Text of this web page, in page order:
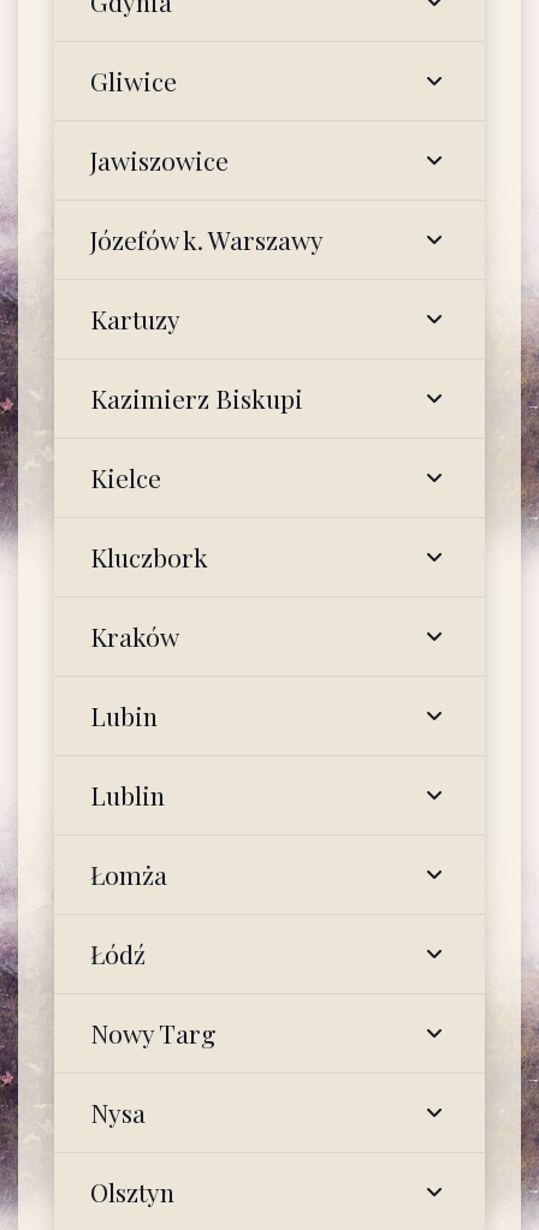
Gliwice
Jawiszowice
Józefów k. Warszawy
Kartuzy
Kazimierz Biskupi
Kielce
Kluczbork
Kraków
Lubin
Lublin
Łomża
Łódź
Nowy Targ
Nysa
Olsztyn